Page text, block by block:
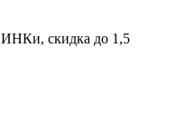
скидка до 1,5